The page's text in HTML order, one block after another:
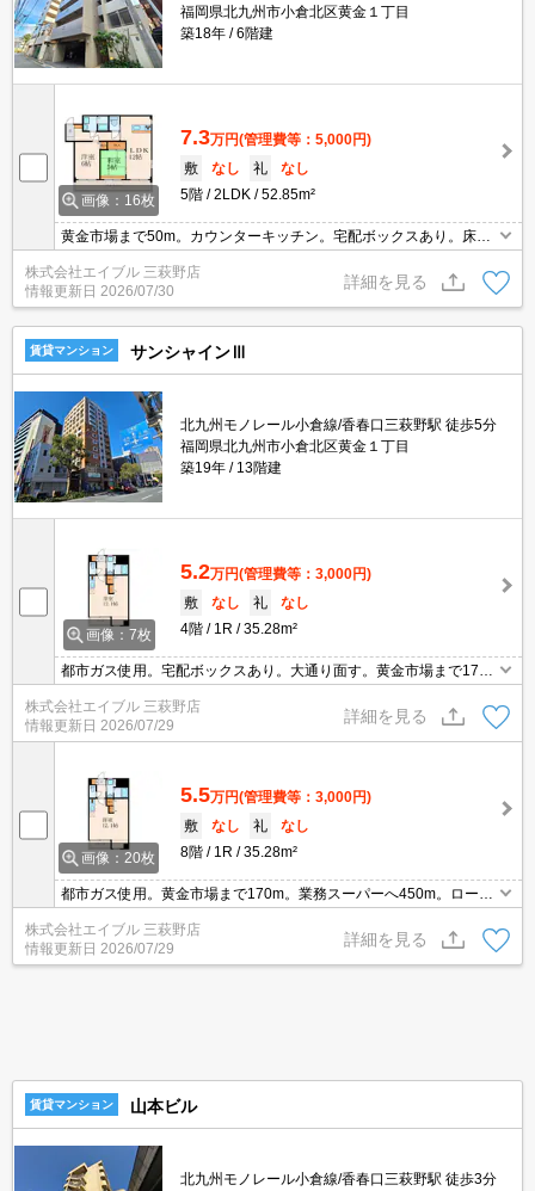
福岡県北九州市小倉北区黄金１丁目
築18年
6階建
画像：16枚
7.3万円(管理費等：5,000円)
敷
なし 礼
なし
5階
2LDK 52.85m²
黄金市場まで50m。カウンターキッチン。宅配ボックスあり。床暖
房。角部屋。
株式会社エイブル 三萩野店
情報更新日 2026/07/30
詳細を見る
賃貸マンション サンシャインⅢ
北九州モノレール小倉線/香春口三萩野駅 徒歩5分
福岡県北九州市小倉北区黄金１丁目
築19年
13階建
画像：7枚
5.2万円(管理費等：3,000円)
敷
なし 礼
なし
4階
1R 35.28m²
都市ガス使用。宅配ボックスあり。大通り面す。黄金市場まで170
m。業務スーパーへ450m。ローソンへ190m。ファミリーレストラ
ンへ450m。引越指定業者あり。
株式会社エイブル 三萩野店
情報更新日 2026/07/29
詳細を見る
画像：20枚
5.5万円(管理費等：3,000円)
敷
なし 礼
なし
8階
1R 35.28m²
都市ガス使用。黄金市場まで170m。業務スーパーへ450m。ローソ
ンへ190m。6月末迄にご成約の方、駐車料金4,400円キャンペー
ン。引越指定業者あり。画像の家具家電はCGであり付いていませ
ん。
株式会社エイブル 三萩野店
情報更新日 2026/07/29
詳細を見る
賃貸マンション 山本ビル
北九州モノレール小倉線/香春口三萩野駅 徒歩3分